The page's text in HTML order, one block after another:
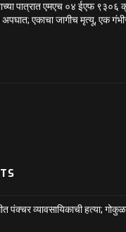
पात्रात एमएच ०४ ईएफ ९३०६
एकाचा जागीच मृत्यू, एक
पंक्चर व्यावसायिकाची हत्या;